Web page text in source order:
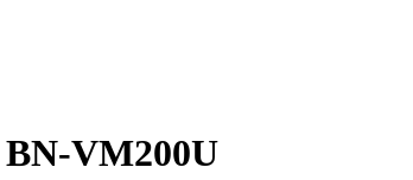
VM200U